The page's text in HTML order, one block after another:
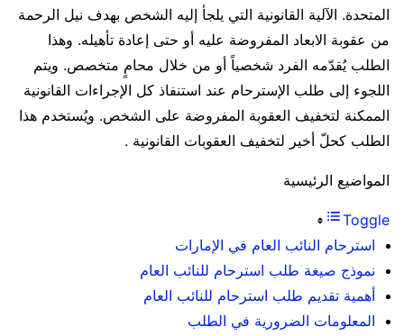
المتحدة. الآلية القانونية التي يلجأ إليه الشخص بهدف نيل الرحمة
من عقوبة الابعاد المفروضة عليه أو حتى إعادة تأهيله. وهذا
الطلب يُقدّمه الفرد شخصياً أو من خلال محامٍ متخصص. ويتم
اللجوء إلى طلب الإسترحام عند استنفاذ كل الإجراءات القانونية
الممكنة لتخفيف العقوبة المفروضة على الشخص. ويُستخدم هذا
الطلب كحلّ أخير لتخفيف العقوبات القانونية .
المواضيع الرئيسية
Toggle
استرحام النائب العام في الإمارات
نموذج صيغة طلب استرحام للنائب العام
أهمية تقديم طلب استرحام للنائب العام
المعلومات الضرورية في الطلب